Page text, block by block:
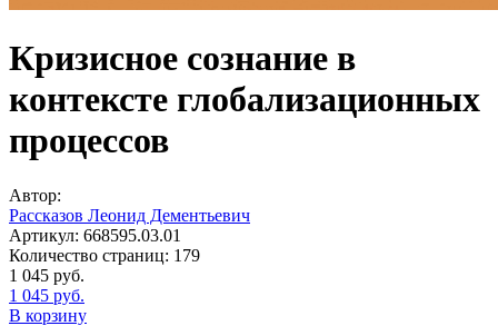
Кризисное сознание в
контексте глобализационных
процессов
Автор:
Рассказов Леонид Дементьевич
Артикул: 668595.03.01
Количество страниц: 179
1 045 руб.
1 045 руб.
В корзину